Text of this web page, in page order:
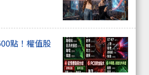
點！權值股